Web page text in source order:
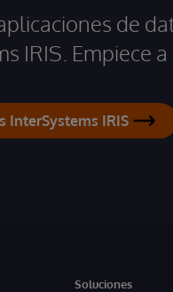
de
IRIS. Empiece
InterSystems IRIS
Soluciones